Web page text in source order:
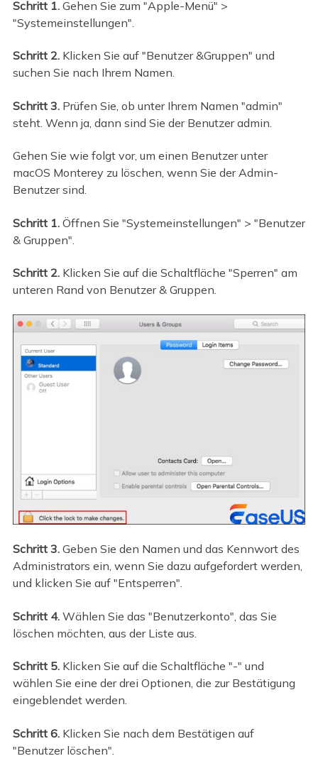
Schritt 1.Gehen Sie zum "Apple-Menü" >
"Systemeinstellungen".
Schritt 2. Klicken Sie auf "Benutzer &Gruppen" und
suchen Sie nach Ihrem Namen.
Schritt 3. Prüfen Sie, ob unter Ihrem Namen "admin"
steht. Wenn ja, dann sind Sie der Benutzer admin.
Gehen Sie wie folgt vor, um einen Benutzer unter
macOS Monterey zu löschen, wenn Sie der Admin-
Benutzer sind.
Schritt 1. Öffnen Sie "Systemeinstellungen" > "Benutzer
& Gruppen".
Schritt 2.Klicken Sie auf die Schaltfläche "Sperren" am
unteren Rand von Benutzer & Gruppen.
Schritt 3. Geben Sie den Namen und das Kennwort des
Administrators ein, wenn Sie dazu aufgefordert werden,
und klicken Sie auf "Entsperren".
Schritt 4.Wählen Sie das "Benutzerkonto", das Sie
löschen möchten, aus der Liste aus.
Schritt 5. Klicken Sie auf die Schaltfläche "-" und
wählen Sie eine der drei Optionen, die zur Bestätigung
eingeblendet werden.
Schritt 6. Klicken Sie nach dem Bestätigen auf
"Benutzer löschen".